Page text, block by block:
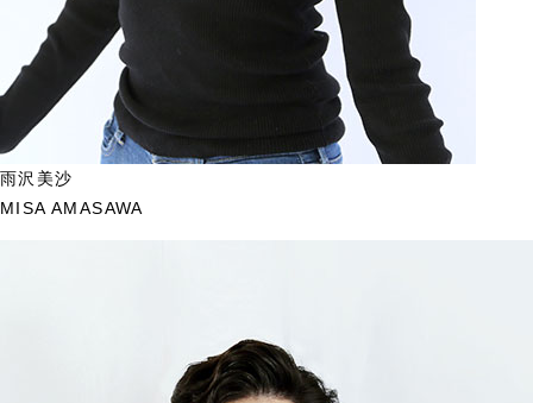
雨沢美沙
MISA AMASAWA